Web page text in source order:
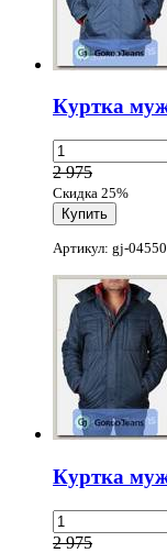
Куртка
2 975
Скидка 25%
Артикул: gj-
Куртка
2 975